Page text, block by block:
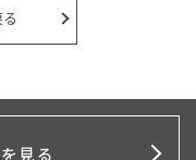
見る